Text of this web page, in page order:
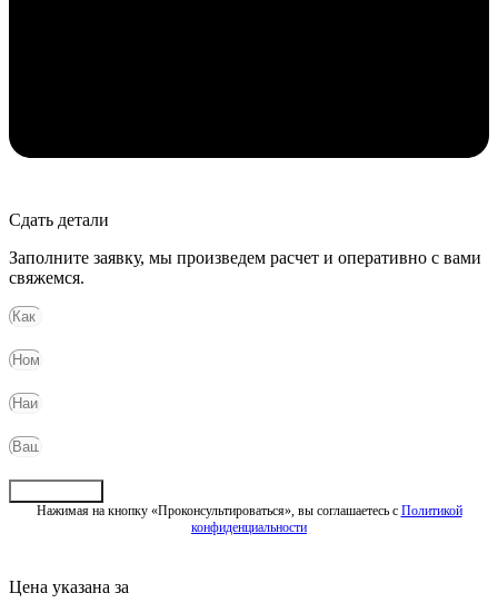
Сдать детали
Заполните заявку, мы произведем расчет и оперативно с вами
свяжемся.
Нажимая на кнопку «Проконсультироваться», вы соглашаетесь с Политикой
конфиденциальности
Цена указана за